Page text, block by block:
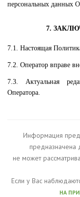
персональных данных
7.
7.1. Настоящая
7.2. Оператор вправе
7.3. Актуальная
Оператора.
Информация
предназначена
не может
Если у Вас
НА